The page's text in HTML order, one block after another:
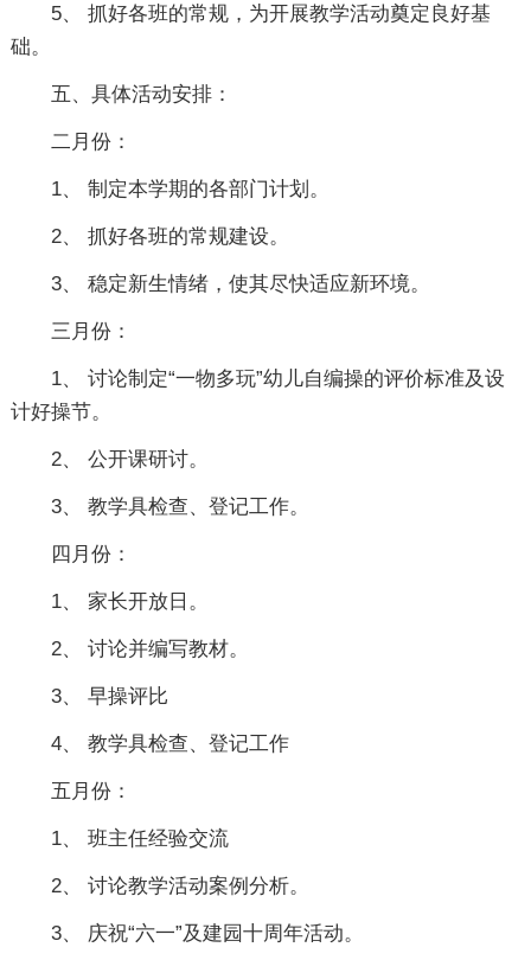
5、 抓好各班的常规，为开展教学活动奠定良好基
础。
五、具体活动安排：
二月份：
1、 制定本学期的各部门计划。
2、 抓好各班的常规建设。
3、 稳定新生情绪，使其尽快适应新环境。
三月份：
1、 讨论制定“一物多玩”幼儿自编操的评价标准及设
计好操节。
2、 公开课研讨。
3、 教学具检查、登记工作。
四月份：
1、 家长开放日。
2、 讨论并编写教材。
3、 早操评比
4、 教学具检查、登记工作
五月份：
1、 班主任经验交流
2、 讨论教学活动案例分析。
3、 庆祝“六一”及建园十周年活动。